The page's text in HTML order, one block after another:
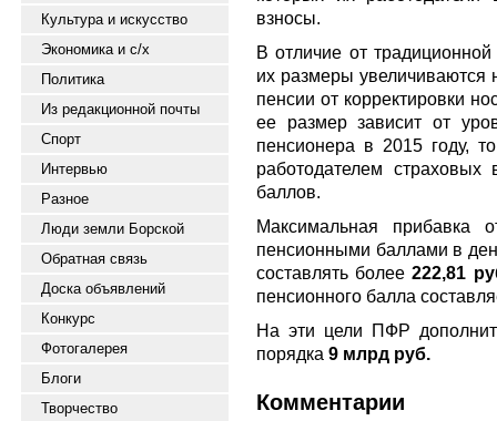
Культура и искусство
Экономика и с/х
Политика
Из редакционной почты
Спорт
Интервью
Разное
Люди земли Борской
Обратная связь
Доска объявлений
Конкурс
Фотогалерея
Блоги
Творчество
взносы.
В отличие от
их размеры увеличиваются
пенсии от корректировки
ее размер зависит от
пенсионера в 2015 году,
работодателем
баллов.
Максимальная прибавка
пенсионными баллами в
составлять более222,81
пенсионного балла
На эти цели ПФР
порядка 9 млрд руб.
Комментарии